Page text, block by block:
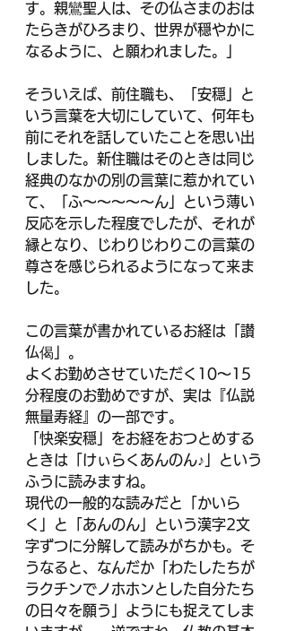
す。親鸞聖人は、その仏さまのおは
たらきがひろまり、世界が穏やかに
なるように、と願われました。」
そういえば、前住職も、「安穏」と
いう言葉を大切にしていて、何年も
前にそれを話していたことを思い出
しました。新住職はそのときは同じ
経典のなかの別の言葉に惹かれてい
て、「ふ～～～～～ん」という薄い
反応を示した程度でしたが、それが
縁となり、じわりじわりこの言葉の
尊さを感じられるようになって来ま
した。
この言葉が書かれているお経は「讃
仏偈」。
よくお勤めさせていただく10～15
分程度のお勤めですが、実は『仏説
無量寿経』の一部です。
「快楽安穏」をお経をおつとめする
ときは「けぃらくあんのん♪」という
ふうに読みますね。
現代の一般的な読みだと「かいら
く」と「あんのん」という漢字2文
字ずつに分解して読みがちかも。そ
うなると、なんだか「わたしたちが
ラクチンでノホホンとした自分たち
の日々を願う」ようにも捉えてしま